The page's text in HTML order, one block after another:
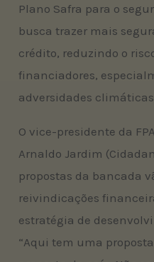
Plano Safra para o
busca trazer mais
crédito, reduzindo o
financiadores,
adversidades
O vice-presidente da
Arnaldo Jardim
propostas da bancada
reivindicações
estratégia de
“Aqui tem uma